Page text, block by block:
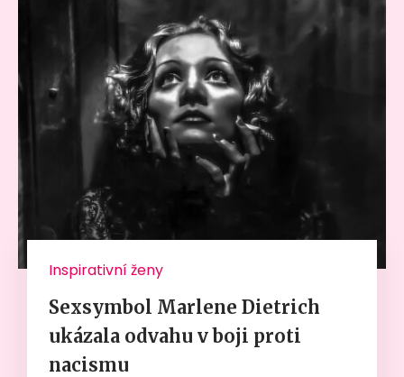
Inspirativní ženy
Sexsymbol Marlene Dietrich
ukázala odvahu v boji proti
nacismu